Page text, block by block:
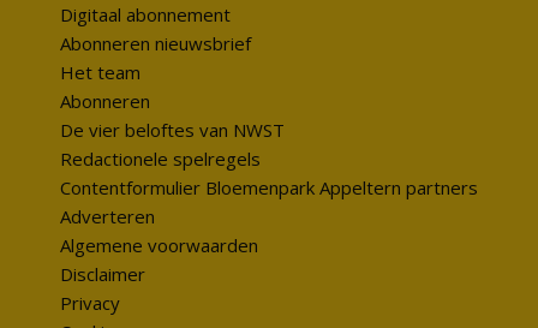
Digitaal abonnement
Abonneren nieuwsbrief
Het team
Abonneren
De vier beloftes van NWST
Redactionele spelregels
Contentformulier Bloemenpark Appeltern partners
Adverteren
Algemene voorwaarden
Disclaimer
Privacy